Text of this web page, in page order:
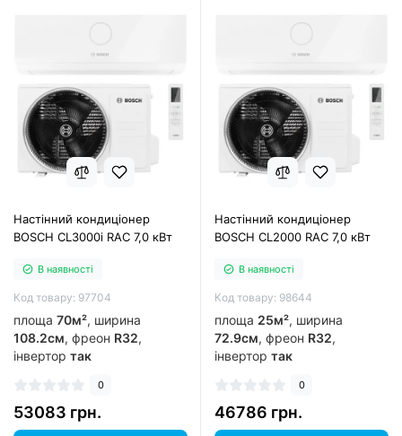
Настінний кондиціонер
BOSCH CL3000i RAC 7,0 кВт
В наявності
Код товару: 97704
площа 70м², ширина
108.2см, фреон R32,
інвертор так
0
53083 грн.
Настінний кондиціонер
BOSCH CL2000 RAC 7,0 кВт
В наявності
Код товару: 98644
площа 25м², ширина
72.9см, фреон R32,
інвертор так
0
46786 грн.